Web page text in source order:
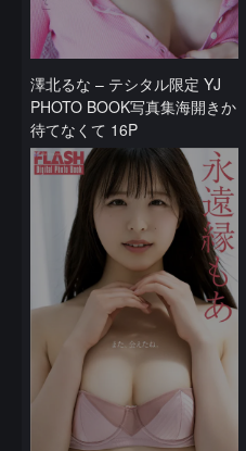
澤北るな – テシタル限定 YJ
PHOTO BOOK写真集海開きか
待てなくて 16P